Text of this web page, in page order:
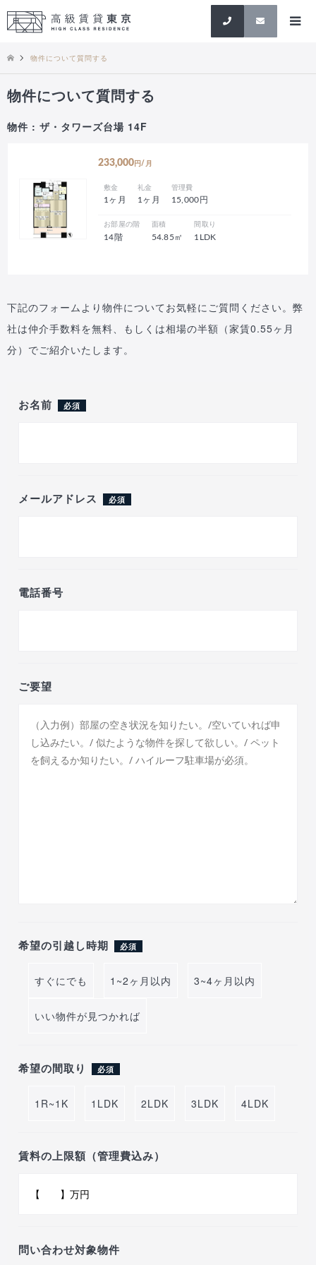
検索
物件について質問する
物件について質問する
物件 : ザ・タワーズ台場 14F
233,000 円/月
敷金
1ヶ月
礼金
1ヶ月
管理費
15,000円
お部屋の階
14階
面積
54.85㎡
間取り
1LDK
下記のフォームより物件についてお気軽にご質問ください。弊
社は仲介手数料を無料、もしくは相場の半額（家賃0.55ヶ月
分）でご紹介いたします。
お名前 必須
メールアドレス 必須
電話番号
ご要望
希望の引越し時期 必須
すぐにでも 1~2ヶ月以内 3~4ヶ月以内
いい物件が見つかれば
希望の間取り 必須
1R~1K 1LDK 2LDK 3LDK 4LDK
賃料の上限額（管理費込み）
問い合わせ対象物件